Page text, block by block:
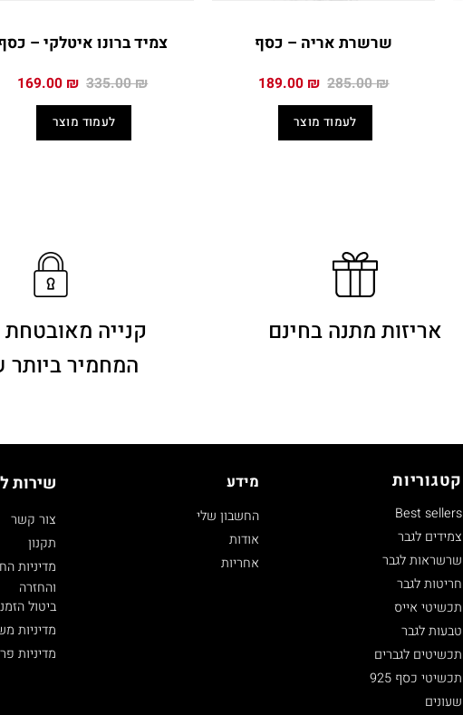
שרשרת אריה – כסף
285.00₪ המחיר
היה:
285.00 ₪.
189.00 ₪
לעמוד מוצר
צמיד ברונו איטלקי –
335.00₪ המחיר
היה:
335.00 ₪.
169.00 ₪
לעמוד מוצר
אריזות מתנה בחינם
קנייה
המחמיר
קטגוריות
Best sellers
צמידים לגבר
שרשראות לגבר
חריטות לגבר
תכשיטי אייס
טבעות לגבר
תכשיטים לגברים
תכשיטי כסף 925
שעונים
מידע
החשבון שלי
אודות
אחריות
שירות
צור קשר
תקנון
מדיניות
והחזרה
ביטול
מדיניות
מדיניות